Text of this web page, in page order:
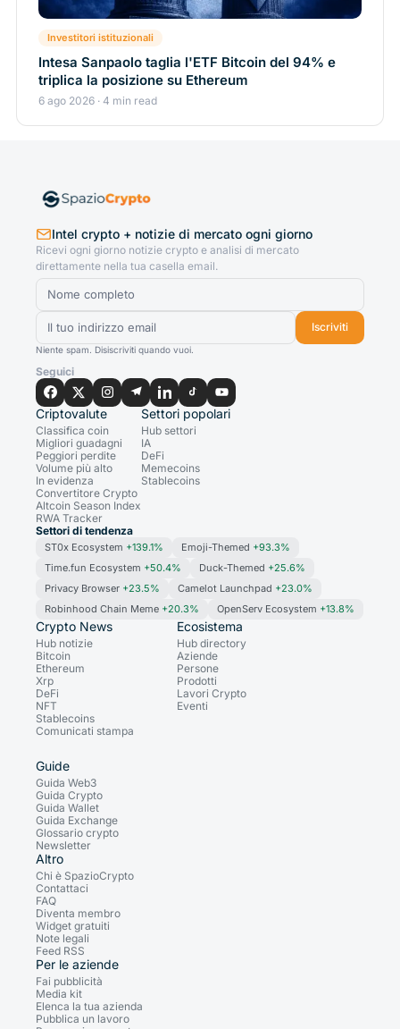
Investitori istituzionali
Intesa Sanpaolo taglia l'ETF Bitcoin del 94% e
triplica la posizione su Ethereum
6 ago 2026 · 4 min read
Intel crypto + notizie di mercato ogni giorno
Ricevi ogni giorno notizie crypto e analisi di mercato
direttamente nella tua casella email.
Iscriviti
Niente spam. Disiscriviti quando vuoi.
Seguici
Criptovalute
Classifica coin
Migliori guadagni
Peggiori perdite
Volume più alto
In evidenza
Convertitore Crypto
Altcoin Season Index
RWA Tracker
Settori popolari
Hub settori
IA
DeFi
Memecoins
Stablecoins
Settori di tendenza
ST0x Ecosystem +139.1% Emoji-Themed +93.3%
Time.fun Ecosystem +50.4% Duck-Themed +25.6%
Privacy Browser +23.5% Camelot Launchpad +23.0%
Robinhood Chain Meme +20.3% OpenServ Ecosystem +13.8%
Crypto News
Hub notizie
Bitcoin
Ethereum
Xrp
DeFi
NFT
Stablecoins
Comunicati stampa
Ecosistema
Hub directory
Aziende
Persone
Prodotti
Lavori Crypto
Eventi
Guide
Guida Web3
Guida Crypto
Guida Wallet
Guida Exchange
Glossario crypto
Newsletter
Altro
Chi è SpazioCrypto
Contattaci
FAQ
Diventa membro
Widget gratuiti
Note legali
Feed RSS
Per le aziende
Fai pubblicità
Media kit
Elenca la tua azienda
Pubblica un lavoro